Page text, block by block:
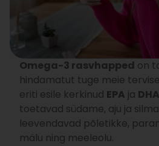
Omega-3 rasvhapped on
hindamatut tuge meie
eriti esile kerkinud EPA ja
toetavad südame, aju ja
leevendavad põletikke,
mälu ning meeleolu.